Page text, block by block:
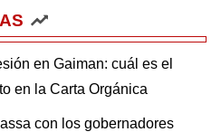
en Gaiman: cuál es el
en la Carta Orgánica
con los gobernadores